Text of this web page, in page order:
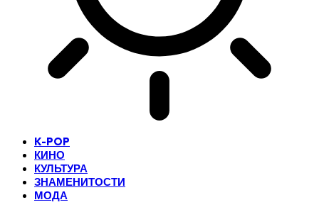
K-POP
КИНО
КУЛЬТУРА
ЗНАМЕНИТОСТИ
МОДА